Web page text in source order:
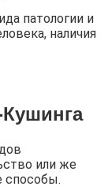
патологии и
наличия
или же
способы.